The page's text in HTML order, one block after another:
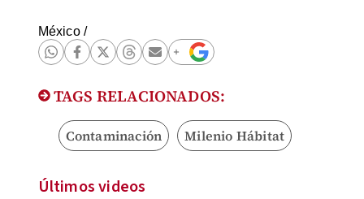
México/
TAGS RELACIONADOS:
Contaminación Milenio Hábitat
Últimos videos